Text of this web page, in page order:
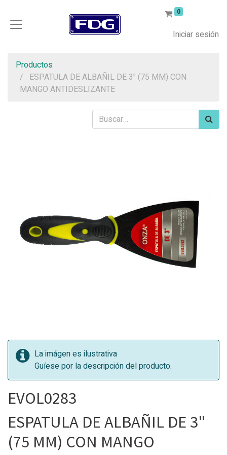
0
Iniciar sesión
Productos
ESPATULA DE ALBAÑIL DE 3" (75 MM) CON
MANGO ANTIDESLIZANTE
La imágen es ilustrativa
Guíese por la descripción del producto.
EVOL0283
ESPATULA DE ALBAÑIL DE 3"
(75 MM) CON MANGO